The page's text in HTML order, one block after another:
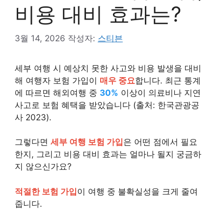
비용 대비 효과는?
3월 14, 2026 작성자: 스티븐
세부 여행 시 예상치 못한 사고와 비용 발생을 대비
해 여행자 보험 가입이 매우 중요합니다. 최근 통계
에 따르면 해외여행 중 30% 이상이 의료비나 지연
사고로 보험 혜택을 받았습니다 (출처: 한국관광공
사 2023).
그렇다면 세부 여행 보험 가입은 어떤 점에서 필요
한지, 그리고 비용 대비 효과는 얼마나 될지 궁금하
지 않으신가요?
적절한 보험 가입이 여행 중 불확실성을 크게 줄여
줍니다.